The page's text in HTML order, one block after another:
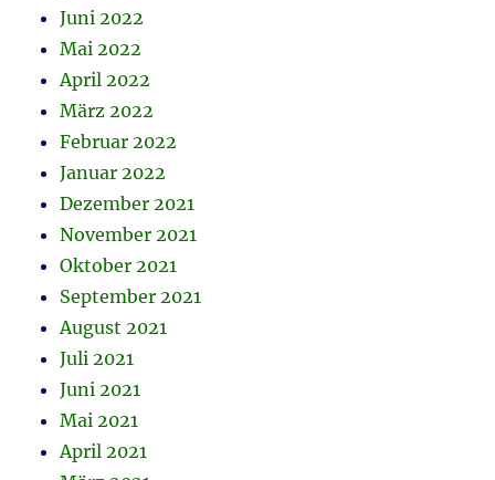
Juni 2022
Mai 2022
April 2022
März 2022
Februar 2022
Januar 2022
Dezember 2021
November 2021
Oktober 2021
September 2021
August 2021
Juli 2021
Juni 2021
Mai 2021
April 2021